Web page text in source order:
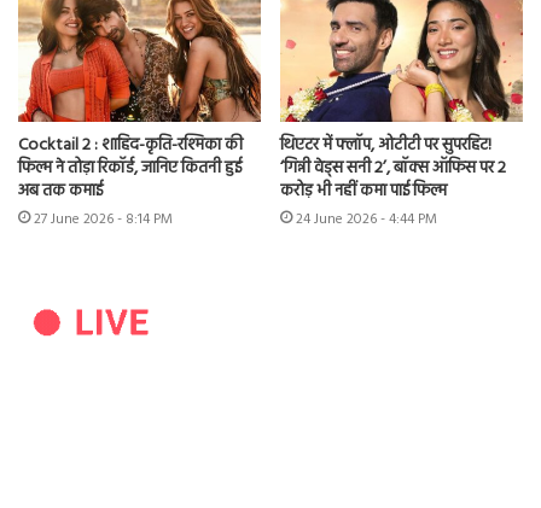
Cocktail 2 : शाहिद-कृति-रश्मिका की
फिल्म ने तोड़ा रिकॉर्ड, जानिए कितनी हुई
अब तक कमाई
27 June 2026 - 8:14 PM
थिएटर में फ्लॉप, ओटीटी पर सुपरहिट!
‘गिन्नी वेड्स सनी 2’, बॉक्स ऑफिस पर 2
करोड़ भी नहीं कमा पाई फिल्म
24 June 2026 - 4:44 PM